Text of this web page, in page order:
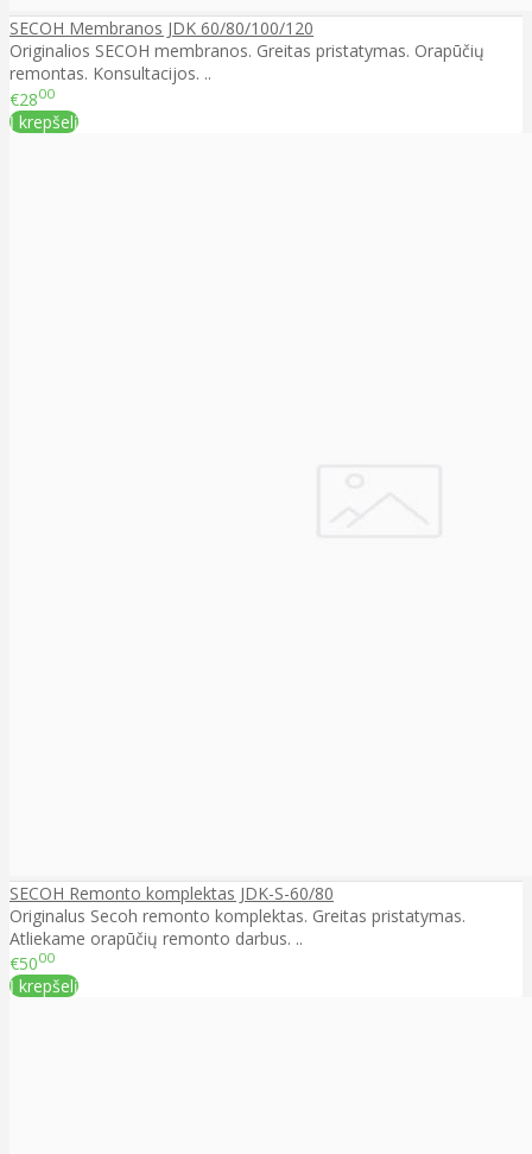
SECOH Membranos JDK 60/80/100/120
Originalios SECOH membranos. Greitas pristatymas. Orapūčių
remontas. Konsultacijos. ..
€2800
Į krepšelį
SECOH Remonto komplektas JDK-S-60/80
Originalus Secoh remonto komplektas. Greitas pristatymas.
Atliekame orapūčių remonto darbus. ..
€5000
Į krepšelį